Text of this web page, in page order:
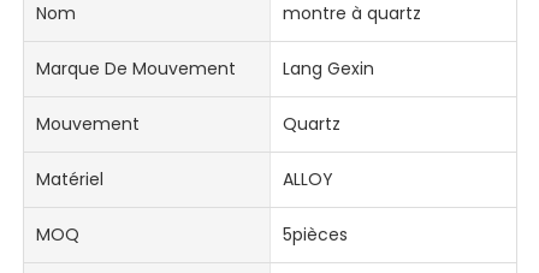
Nom montre à quartz
Marque De Mouvement Lang Gexin
Mouvement Quartz
Matériel ALLOY
MOQ 5pièces